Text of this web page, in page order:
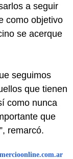
a seguir
como objetivo
se acerque
seguimos
que tienen
como nunca
que
remarcó.